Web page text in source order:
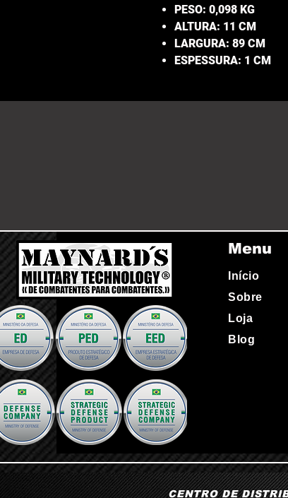
PESO: 0,098 KG
ALTURA: 11 CM
LARGURA: 89 CM
ESPESSURA: 1 CM
Menu
Início
Sobre
Loja
Blog
CENTRO DE